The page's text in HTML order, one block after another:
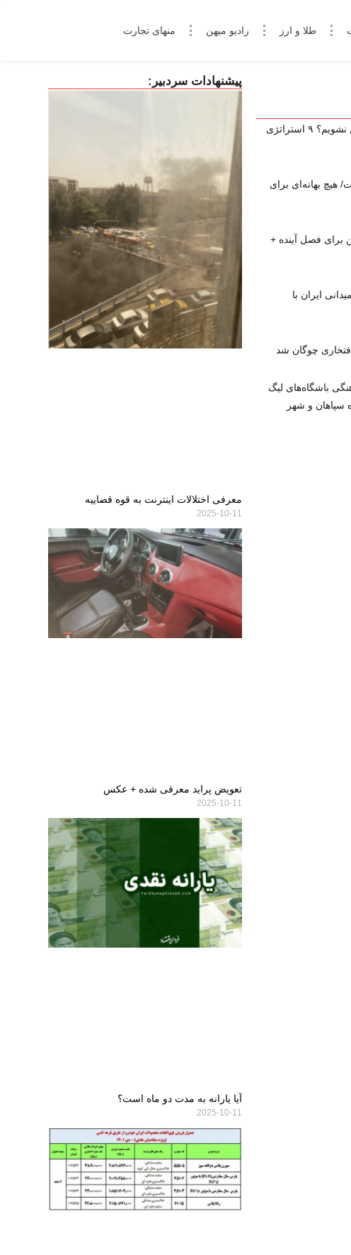
طلا و ارز رادیو میهن منهای تجارت
چگونه در فارکس کال‌مارجین نشویم؟ ۹ استراتژی
بهانه‌ای برای
برای فصل آینده +
ایران با
چوگان شد
باشگاه‌های لیگ
سپاهان و شهر
پیشنهادات سردبیر:
معرفی اختلالات اینترنت به قوه قضاییه
2025-10-11
تعویض پراید معرفی شده + عکس
2025-10-11
آیا یارانه به مدت دو ماه است؟
2025-10-11